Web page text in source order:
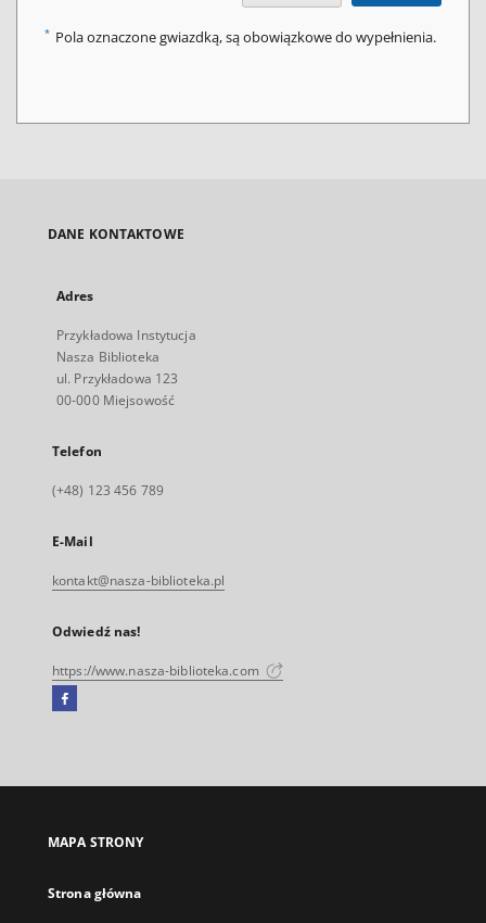
* Pola oznaczone gwiazdką, są obowiązkowe do wypełnienia.
DANE KONTAKTOWE
Adres
Przykładowa Instytucja
Nasza Biblioteka
ul. Przykładowa 123
00-000 Miejsowość
Telefon
(+48) 123 456 789
E-Mail
kontakt@nasza-biblioteka.pl
Odwiedź nas!
https://www.nasza-biblioteka.com
Facebook
się
karcie
MAPA STRONY
Strona główna